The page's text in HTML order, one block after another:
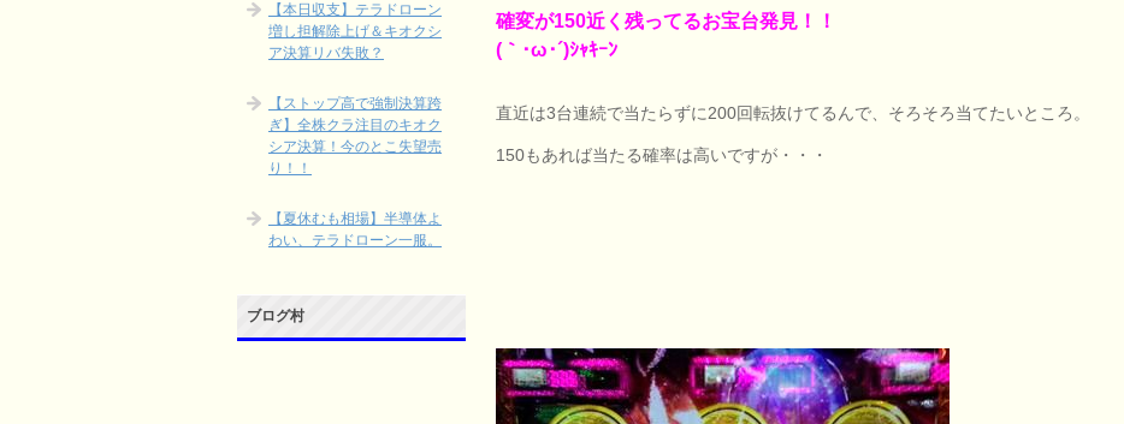
確変が150近く残ってるお宝台発見！！
(｀･ω･´)ｼｬｷｰﾝ
直近は3台連続で当たらずに200回転抜けてるんで、そろそろ当てたいところ。
150もあれば当たる確率は高いですが・・・
【本日収支】テラドローン
増し担解除上げ＆キオクシ
ア決算リバ失敗？
【ストップ高で強制決算跨
ぎ】全株クラ注目のキオク
シア決算！今のとこ失望売
り！！
【夏休むも相場】半導体よ
わい、テラドローン一服。
ブログ村